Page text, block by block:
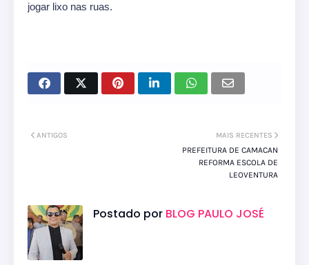
jogar lixo nas ruas.
MAIS RECENTES
PREFEITURA DE CAMACAN
REFORMA ESCOLA DE
LEOVENTURA
ANTIGOS
Postado por BLOG PAULO JOSÉ